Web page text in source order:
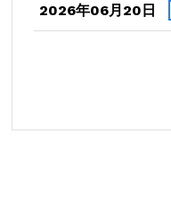
2026年06月20日